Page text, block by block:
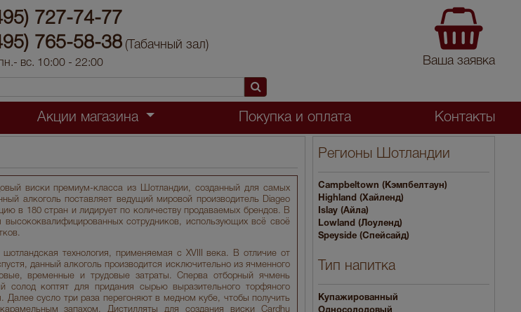
727-74-77
765-58-38 (Табачный зал)
вс. 10:00 - 22:00 Ваша заявка
Акции магазина Покупка и оплата Контакты
виски премиум-класса из Шотландии, созданный для самых
алкоголь поставляет ведущий мировой производитель Diageo
в 180 стран и лидирует по количеству продаваемых брендов. В
сотрудников, использующих всё своё
технология, применяемая с XVIII века. В отличие от
данный алкоголь производится исключительно из ячменного
временные и трудовые затраты. Сперва отборный ячмень
солод коптят для придания сырью выразительного торфяного
сусло три раза перегоняют в медном кубе, чтобы получить
запахом. Дистилляты для создания виски Cardhu
Регионы Шотландии
Campbeltown (Кэмпбелтаун)
Highland (Хайленд)
Islay (Айла)
Lowland (Лоуленд)
Speyside (Спейсайд)
Тип напитка
Купажированный